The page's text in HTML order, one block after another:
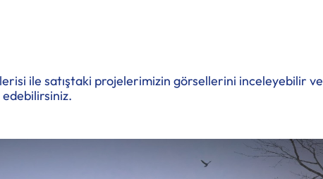
ile satıştaki projelerimizin görsellerini inceleyebilir ve